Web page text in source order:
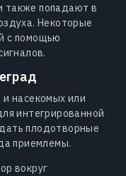
также попадают в
Некоторые
с помощью
насекомых или
интегрированной
плодотворные
приемлемы.
вокруг